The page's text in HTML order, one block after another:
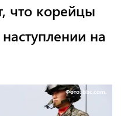
что корейцы
на
Фото: bbc.com.